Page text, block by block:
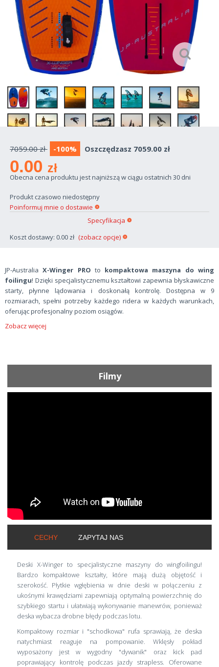
7059.00 zł -100% Oszczędzasz 7059.00 zł
0.00 zł
Obecna cena produktu jest najniższą w ciągu ostatnich 30 dni
Poinformuj mnie o dostawie
Produkt czasowo niedostępny
Koszt dostawy: 0.00 zł (zobacz opcje)
Specyfikacja
JP-AustraliaX-Winger PRO to kompaktowa maszyna do wing
foilingu! Dzięki specjalistycznemu kształtowi zapewnia błyskawiczne
starty, płynne lądowania i doskonałą kontrolę. Dostępna w 9
rozmiarach, spełni potrzeby każdego ridera w każdych warunkach,
oferując profesjonalny poziom osiągów.
Zobacz więcej
Filmy
CECHY ZAPYTAJ NAS
Deski X-Winger to specjalistyczne maszyny do wingfoilingu!
Bardzo kompaktowe kształty, które mają dużą objętość i
szerokość. Płytkie wgłębienia w dnie deski w połączeniu z
ukośnymi krawędziami zapewniają optymalną powierzchnię do
szybkiego startu i ułatwiają wykonywanie manewrów, ponieważ
deska wybacza drobne błędy podczas lotu.
Kompaktowy rozmiar i "schodkowa" rufa sprawiają, że deska
natychmiast reaguje na pompowanie. Wklęsły pokład
wyposażony jest w wygodny "dywanik" oraz kick pad
poprawiający kontrolę podczas jazdy strapless. Oferowane